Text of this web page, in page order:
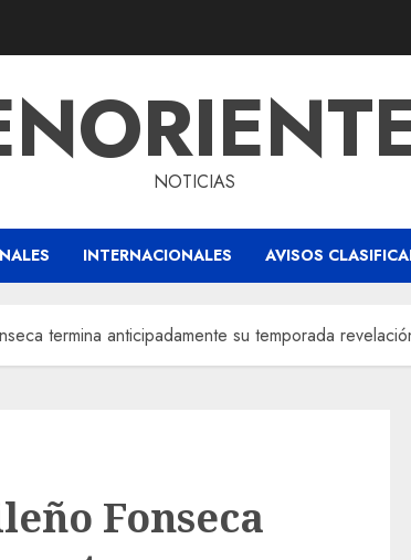
NOTICIAS
INTERNACIONALES AVISOS
termina anticipadamente su temporada
Fonseca